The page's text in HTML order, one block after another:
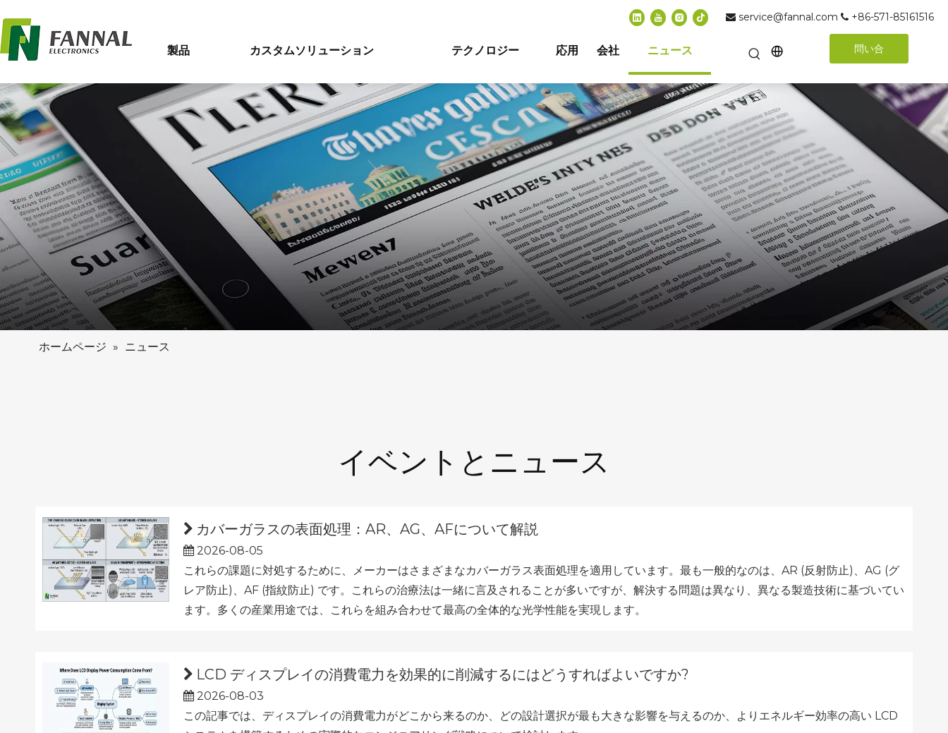
製品 カスタムソリューション テクノロジー 応用 会社 ニュース
 service@fannal.com +86-571-85161516
問い合
ホームページ » ニュース
イベントとニュース
カバーガラスの表面処理：AR、AG、AFについて解説
2026-08-05
これらの課題に対処するために、メーカーはさまざまなカバーガラス表面処理を適用しています。最も一般的なのは、AR (反射防止)、AG (グ
レア防止)、AF (指紋防止) です。これらの治療法は一緒に言及されることが多いですが、解決する問題は異なり、異なる製造技術に基づいてい
ます。多くの産業用途では、これらを組み合わせて最高の全体的な光学性能を実現します。
LCD ディスプレイの消費電力を効果的に削減するにはどうすればよいですか?
2026-08-03
この記事では、ディスプレイの消費電力がどこから来るのか、どの設計選択が最も大きな影響を与えるのか、よりエネルギー効率の高い LCD